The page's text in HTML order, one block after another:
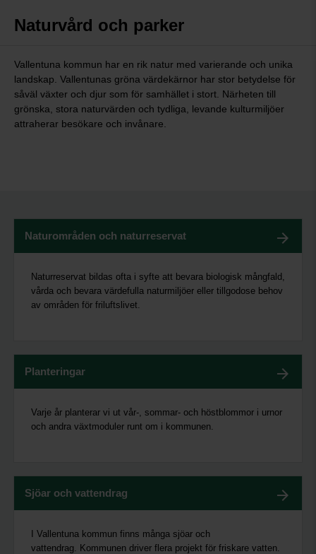
Naturvård och parker
Vallentuna kommun har en rik natur med varierande och unika
landskap. Vallentunas gröna värdekärnor har stor betydelse för
såväl växter och djur som för samhället i stort. Närheten till
grönska, stora naturvärden och tydliga, levande kulturmiljöer
attraherar besökare och invånare.
Naturområden och naturreservat
Naturreservat bildas ofta i syfte att bevara biologisk mångfald,
vårda och bevara värdefulla naturmiljöer eller tillgodose behov
av områden för friluftslivet.
Planteringar
Varje år planterar vi ut vår-, sommar- och höstblommor i urnor
och andra växtmoduler runt om i kommunen.
Sjöar och vattendrag
I Vallentuna kommun finns många sjöar och
vattendrag. Kommunen driver flera projekt för friskare vatten.